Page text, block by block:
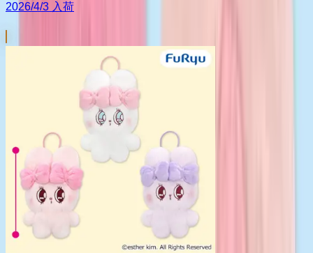
2026/4/3 入荷